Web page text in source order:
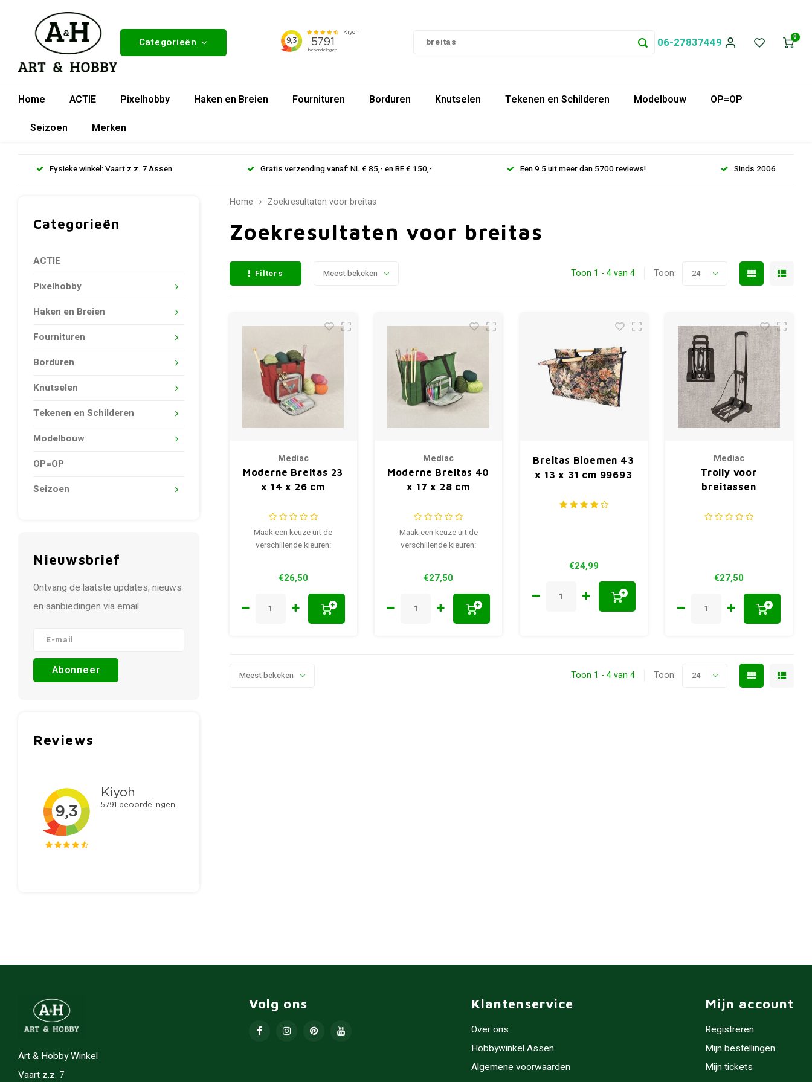
Categorieën 06-27837449 0
Home ACTIE Pixelhobby Haken en Breien Fournituren Borduren Knutselen Tekenen en Schilderen Modelbouw
OP=OP
Seizoen
Merken
Fysieke winkel: Vaart z.z. 7 Assen Gratis verzending vanaf: NL € 85,- en BE € 150,- Een 9.5 uit meer dan 5700 reviews! Sinds 2006
Categorieën
ACTIE
Pixelhobby
Haken en Breien
Fournituren
Borduren
Knutselen
Tekenen en Schilderen
Modelbouw
OP=OP
Seizoen
Nieuwsbrief
Ontvang de laatste updates, nieuws
en aanbiedingen via email
Abonneer
Reviews
Home Zoekresultaten voor breitas
Zoekresultaten voor breitas
Filters Meest bekeken Toon 1 - 4 van 4 Toon: 24
Mediac
Moderne Breitas 23
x 14 x 26 cm
Maak een keuze uit de
verschillende kleuren:
€26,50
+
Mediac
Moderne Breitas 40
x 17 x 28 cm
Maak een keuze uit de
verschillende kleuren:
€27,50
+
Breitas Bloemen 43
x 13 x 31 cm 99693
€24,99
+
Mediac
Trolly voor
breitassen
€27,50
+
Meest bekeken Toon 1 - 4 van 4 Toon: 24
Art & Hobby Winkel
Vaart z.z. 7
Volg ons Klantenservice
Over ons
Hobbywinkel Assen
Algemene voorwaarden
Mijn account
Registreren
Mijn bestellingen
Mijn tickets